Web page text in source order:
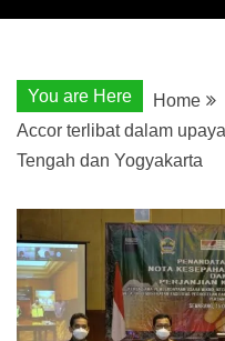
You are Here Home
Accor terlibat dalam
Tengah dan Yogyakarta